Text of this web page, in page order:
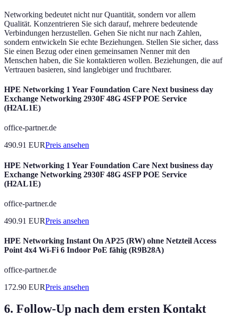
Networking bedeutet nicht nur Quantität, sondern vor allem
Qualität. Konzentrieren Sie sich darauf, mehrere bedeutende
Verbindungen herzustellen. Gehen Sie nicht nur nach Zahlen,
sondern entwickeln Sie echte Beziehungen. Stellen Sie sicher, dass
Sie einen Bezug oder einen gemeinsamen Nenner mit den
Menschen haben, die Sie kontaktieren wollen. Beziehungen, die auf
Vertrauen basieren, sind langlebiger und fruchtbarer.
HPE Networking 1 Year Foundation Care Next business day
Exchange Networking 2930F 48G 4SFP POE Service
(H2AL1E)
office-partner.de
490.91 EURPreis ansehen
HPE Networking 1 Year Foundation Care Next business day
Exchange Networking 2930F 48G 4SFP POE Service
(H2AL1E)
office-partner.de
490.91 EURPreis ansehen
HPE Networking Instant On AP25 (RW) ohne Netzteil Access
Point 4x4 Wi-Fi 6 Indoor PoE fähig (R9B28A)
office-partner.de
172.90 EURPreis ansehen
6. Follow-Up nach dem ersten Kontakt